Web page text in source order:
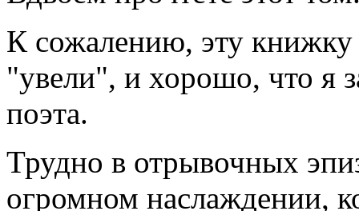
К сожалению, эту
"увели", и хорошо, что я
поэта.
Трудно в отрывочных
огромном наслаждении,